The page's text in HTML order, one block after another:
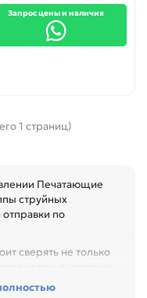
Запрос цены и наличия
1 страниц)
Печатающие
струйных
по
сверять не только
цвет, объём,